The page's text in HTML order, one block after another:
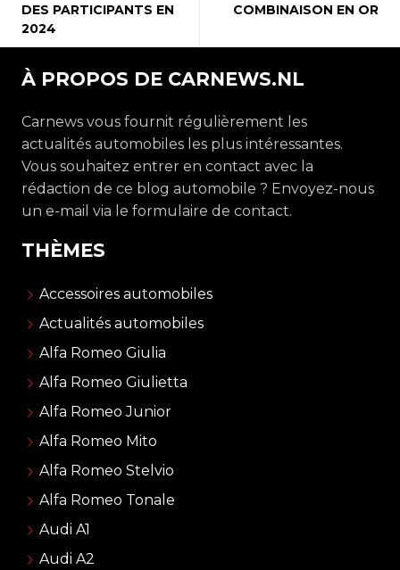
DES PARTICIPANTS EN
2024
COMBINAISON EN OR
À PROPOS DE CARNEWS.NL
Carnews vous fournit régulièrement les
actualités automobiles les plus intéressantes.
Vous souhaitez entrer en contact avec la
rédaction de ce blog automobile ? Envoyez-nous
un e-mail via le formulaire de contact.
THÈMES
Accessoires automobiles
Actualités automobiles
Alfa Romeo Giulia
Alfa Romeo Giulietta
Alfa Romeo Junior
Alfa Romeo Mito
Alfa Romeo Stelvio
Alfa Romeo Tonale
Audi A1
Audi A2